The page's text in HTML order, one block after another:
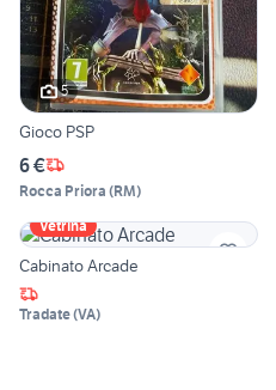
5
Gioco PSP
6 €
Rocca Priora (RM)
Vetrina
Cabinato Arcade
Tradate(VA)